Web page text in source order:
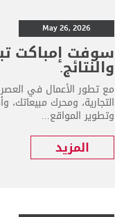
May 26, 2026
سوفت إمباكت
والنتائج.
مع تطور الأعمال في
التجارية، ومحرك
وتطوير المواقع...
المزيد